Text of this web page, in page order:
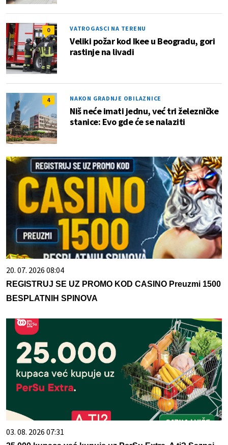
0 VATROGASCI NA TERENU
Veliki požar kod Ikee u Beogradu, gori
rastinje na livadi
4 NAKON GRADNJE OBILAZNICE
Niš neće imati jednu, već tri železničke
stanice: Evo gde će se nalaziti
20. 07. 2026 08:04
REGISTRUJ SE UZ PROMO KOD CASINO Preuzmi 1500
BESPLATNIH SPINOVA
03. 08. 2026 07:31